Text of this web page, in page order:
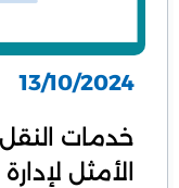
13/10/2024
خدمات النقل
الأمثل